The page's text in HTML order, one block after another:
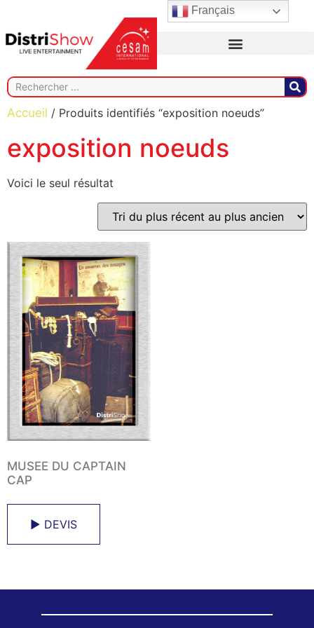
Accueil / Produits identifiés “exposition noeuds”
exposition noeuds
Voici le seul résultat
MUSEE DU CAPTAIN
CAP
► DEVIS
Français